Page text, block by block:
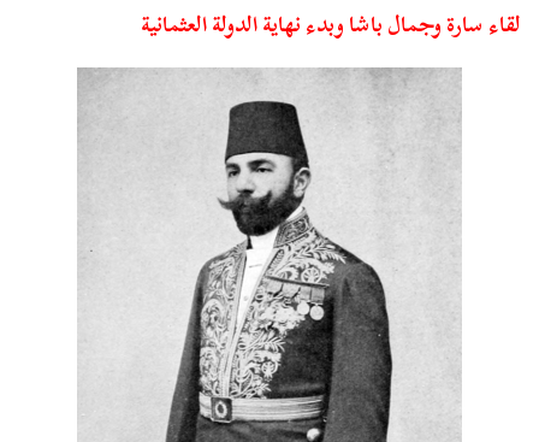
لقاء سارة وجمال باشا وبدء نهاية الدولة العثمانية